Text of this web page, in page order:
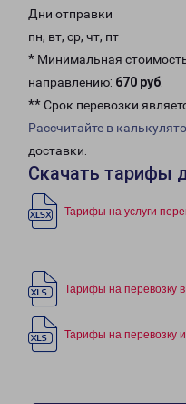
Дни отправки
пн, вт, ср, чт, пт
* Минимальная
направлению: 670 руб.
** Срок перевозки
Рассчитайте в
доставки.
Скачать тарифы
Тарифы на услуги
Тарифы на перевозку
Тарифы на перевозку